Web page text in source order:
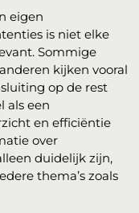
eigen
is niet elke
Sommige
kijken vooral
op de rest
als een
en efficiëntie
over
duidelijk zijn,
thema’s zoals